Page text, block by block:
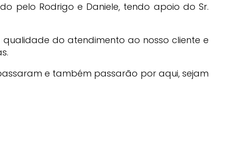
pelo Rodrigo e Daniele, tendo apoio do Sr.
do atendimento ao nosso cliente e
e também passarão por aqui, sejam